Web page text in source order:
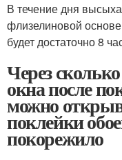
В течение дня
флизелиновой
будет достаточно 8
Через
окна после
можно
поклейки
покорежило